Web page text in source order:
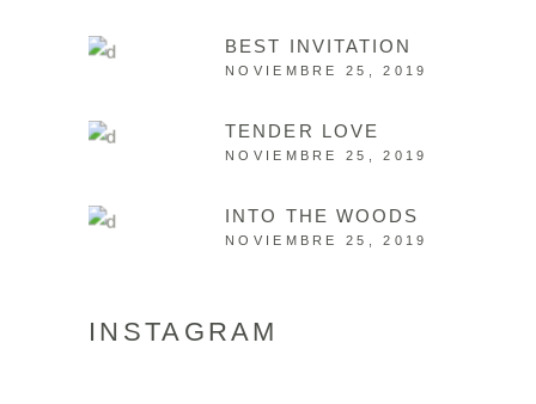
BEST INVITATION
NOVIEMBRE 25, 2019
TENDER LOVE
NOVIEMBRE 25, 2019
INTO THE WOODS
NOVIEMBRE 25, 2019
INSTAGRAM